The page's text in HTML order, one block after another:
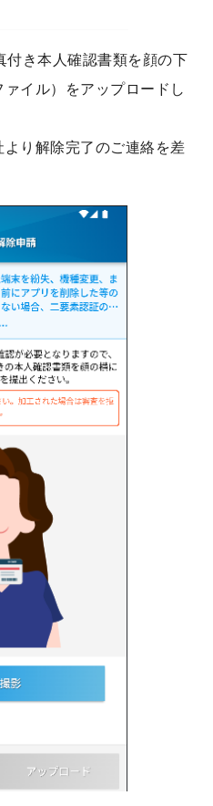
き本人確認書類を顔の下
イル）をアップロードし
り解除完了のご連絡を差